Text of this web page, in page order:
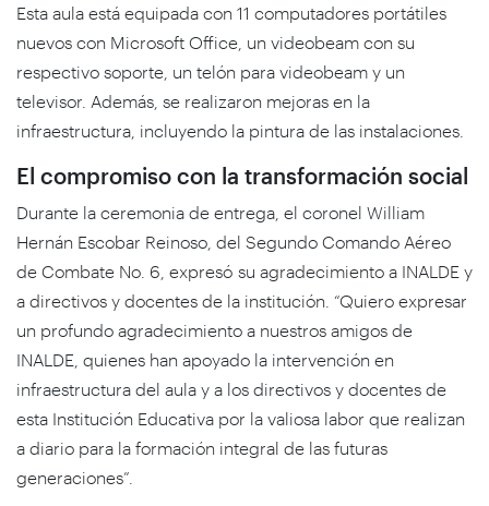
Esta aula está equipada con 11 computadores portátiles
nuevos con Microsoft Office, un videobeam con su
respectivo soporte, un telón para videobeam y un
televisor. Además, se realizaron mejoras en la
infraestructura, incluyendo la pintura de las instalaciones.
El compromiso con la transformación social
Durante la ceremonia de entrega, el coronel William
Hernán Escobar Reinoso, del Segundo Comando Aéreo
de Combate No. 6, expresó su agradecimiento a INALDE y
a directivos y docentes de la institución. “Quiero expresar
un profundo agradecimiento a nuestros amigos de
INALDE, quienes han apoyado la intervención en
infraestructura del aula y a los directivos y docentes de
esta Institución Educativa por la valiosa labor que realizan
a diario para la formación integral de las futuras
generaciones”.